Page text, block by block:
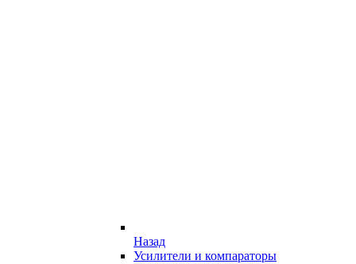
Назад
Усилители и компараторы